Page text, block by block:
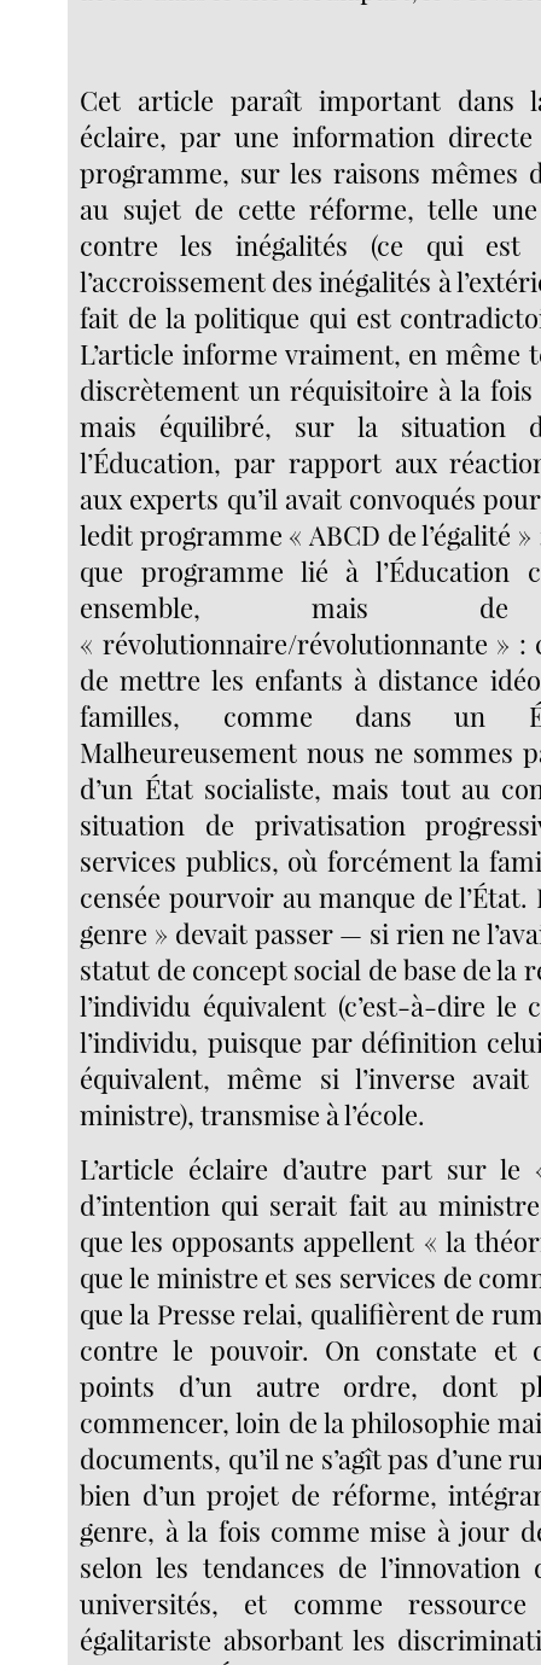
Cet article paraît important dans
éclaire, par une information
programme, sur les raisons mêmes
au sujet de cette réforme, telle
contre les inégalités (ce qui est
l’accroissement des inégalités à
fait de la politique qui est
L’article informe vraiment, en même
discrètement un réquisitoire à la fois
mais équilibré, sur la situation
l’Éducation, par rapport aux
aux experts qu’il avait convoqués
ledit programme « ABCD de l’égalité
que programme lié à l’Éducation
ensemble, mais de
« révolutionnaire/révolutionnante » :
de mettre les enfants à distance
familles, comme dans un
Malheureusement nous ne sommes
d’un État socialiste, mais tout au
situation de privatisation
services publics, où forcément la
censée pourvoir au manque de
genre » devait passer — si rien ne
statut de concept social de base de la
l’individu équivalent (c’est-à-dire le
l’individu, puisque par définition
équivalent, même si l’inverse
ministre), transmise à l’école.
L’article éclaire d’autre part sur le
d’intention qui serait fait au
que les opposants appellent « la
que le ministre et ses services de
que la Presse relai, qualifièrent de
contre le pouvoir. On constate et
points d’un autre ordre, dont
commencer, loin de la philosophie
documents, qu’il ne s’agît pas d’une
bien d’un projet de réforme,
genre, à la fois comme mise à jour
selon les tendances de l’innovation
universités, et comme ressource
égalitariste absorbant les